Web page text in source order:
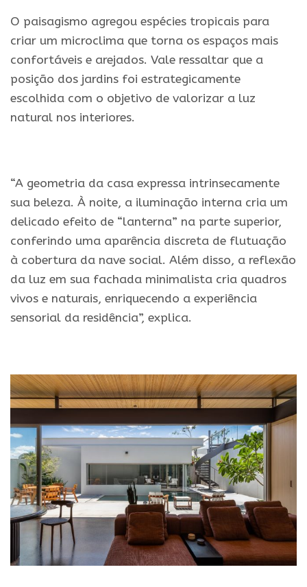
O paisagismo agregou espécies tropicais para
criar um microclima que torna os espaços mais
confortáveis e arejados. Vale ressaltar que a
posição dos jardins foi estrategicamente
escolhida com o objetivo de valorizar a luz
natural nos interiores.
“A geometria da casa expressa intrinsecamente
sua beleza. À noite, a iluminação interna cria um
delicado efeito de “lanterna” na parte superior,
conferindo uma aparência discreta de flutuação
à cobertura da nave social. Além disso, a reflexão
da luz em sua fachada minimalista cria quadros
vivos e naturais, enriquecendo a experiência
sensorial da residência”, explica.